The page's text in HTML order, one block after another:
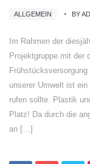
ALLGEMEIN BY
Im Rahmen der
Projektgruppe mit der
unserer Umwelt ist
rufen sollte. Plastik
Platz! Da durch die
an […]